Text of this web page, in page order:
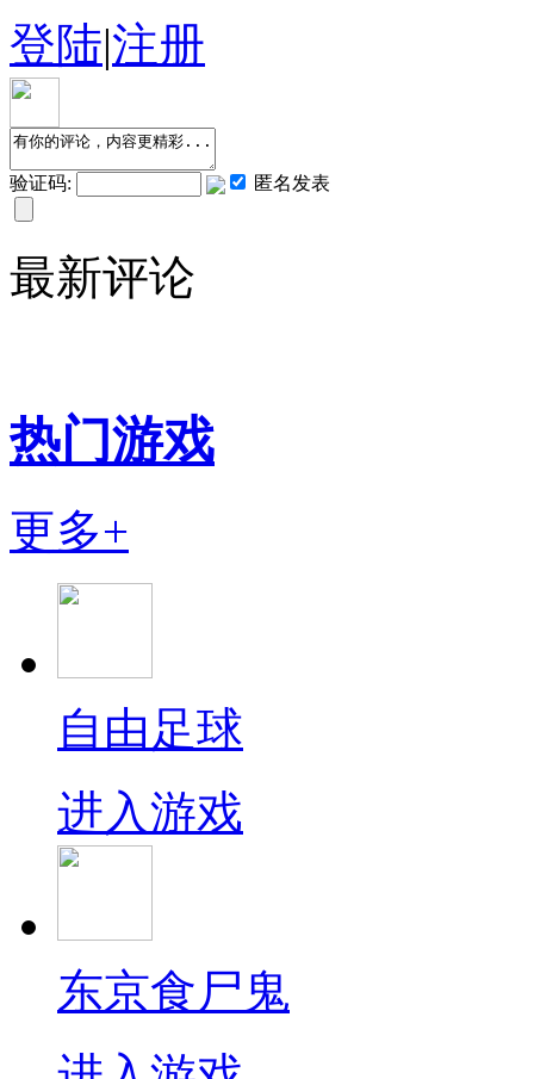
登陆|注册
验证码: 匿名发表
最新评论
热门游戏
更多+
自由足球
进入游戏
东京食尸鬼